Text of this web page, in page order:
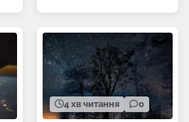
4 хв читання 0